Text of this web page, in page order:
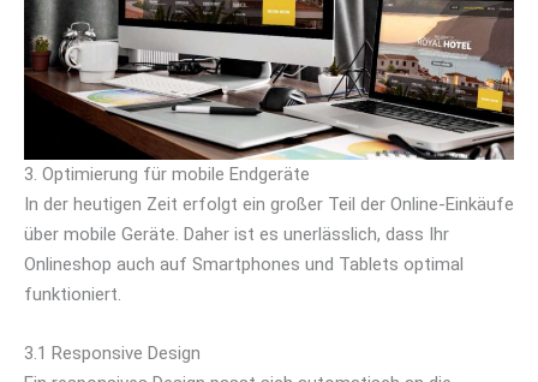
3. Optimierung für mobile Endgeräte
In der heutigen Zeit erfolgt ein großer Teil der Online-Einkäufe
über mobile Geräte. Daher ist es unerlässlich, dass Ihr
Onlineshop auch auf Smartphones und Tablets optimal
funktioniert.
3.1 Responsive Design